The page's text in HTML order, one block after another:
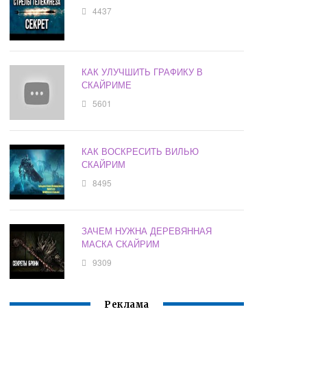
4437
КАК УЛУЧШИТЬ ГРАФИКУ В
СКАЙРИМЕ
5601
КАК ВОСКРЕСИТЬ ВИЛЬЮ
СКАЙРИМ
8495
ЗАЧЕМ НУЖНА ДЕРЕВЯННАЯ
МАСКА СКАЙРИМ
9309
Реклама